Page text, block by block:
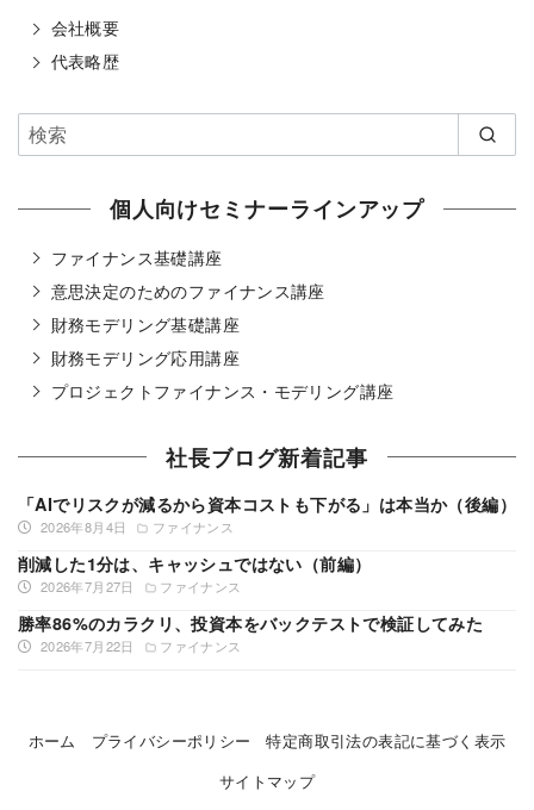
会社概要
代表略歴
個人向けセミナーラインアップ
ファイナンス基礎講座
意思決定のためのファイナンス講座
財務モデリング基礎講座
財務モデリング応用講座
プロジェクトファイナンス・モデリング講座
社長ブログ新着記事
2026年8月4日 ファイナンス
「AIでリスクが減るから資本コストも下がる」は本当か（後編）
2026年7月27日 ファイナンス
削減した1分は、キャッシュではない（前編）
2026年7月22日 ファイナンス
勝率86%のカラクリ、投資本をバックテストで検証してみた
ホーム プライバシーポリシー
特定商取引法の表記に基づく表示
サイトマップ